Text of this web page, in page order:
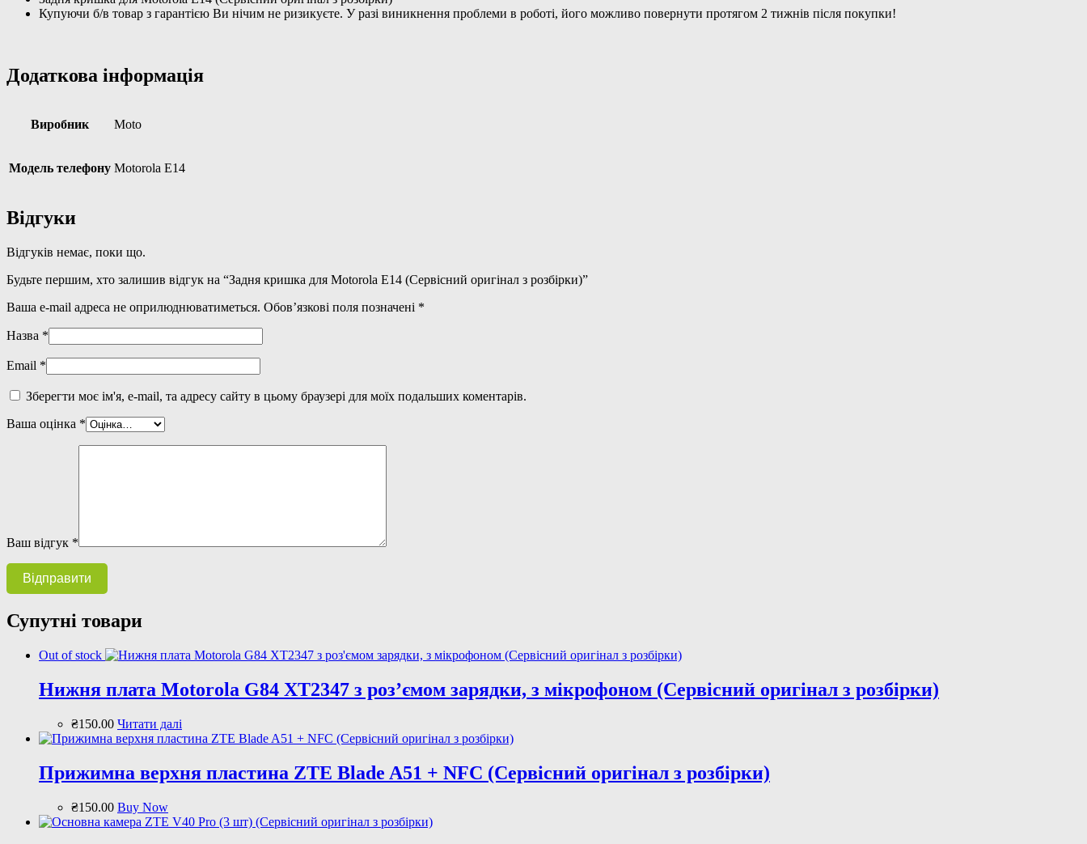
Купуючи б/в товар з гарантією Ви нічим не ризикуєте. У разі виникнення проблеми в роботі, його можливо повернути протягом 2 тижнів після покупки!
Додаткова інформація
Виробник Moto
Модель телефону Motorola E14
Відгуки
Відгуків немає, поки що.
Будьте першим, хто залишив відгук на “Задня кришка для Motorola E14 (Сервісний оригінал з розбірки)”
Ваша e-mail адреса не оприлюднюватиметься. Обов’язкові поля позначені *
Назва *
Email *
Зберегти моє ім'я, e-mail, та адресу сайту в цьому браузері для моїх подальших коментарів.
Ваша оцінка *
Ваш відгук *
Супутні товари
Out of stock
Нижня плата Motorola G84 XT2347 з роз’ємом зарядки, з мікрофоном (Сервісний оригінал з розбірки)
₴150.00 Читати далі
Прижимна верхня пластина ZTE Blade A51 + NFС (Сервісний оригінал з розбірки)
₴150.00 Buy Now